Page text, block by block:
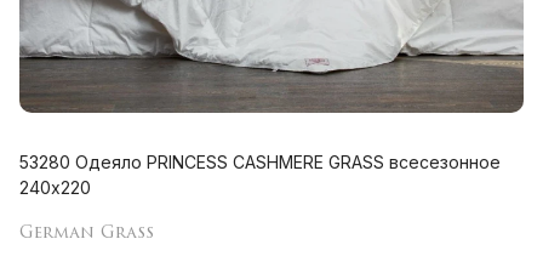
53280 Одеяло PRINCESS CASHMERE GRASS всесезонное
240х220
German Grass